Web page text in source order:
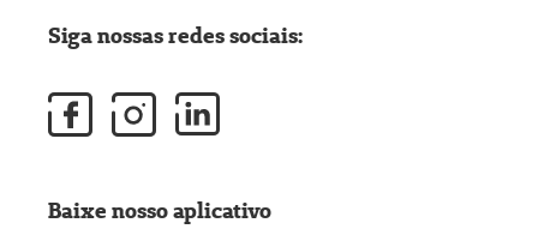
Siga nossas redes sociais:
Baixe nosso aplicativo